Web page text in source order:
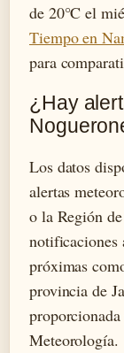
de 20°C el
Tiempo en
para
¿Hay
Los datos
alertas
o la Región
notificaciones
próximas
provincia de
Meteorología.